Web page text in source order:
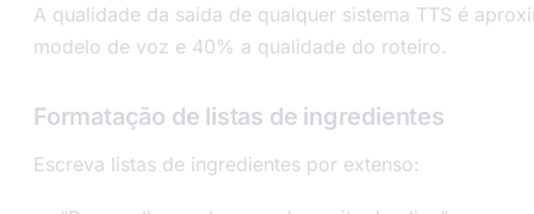
A qualidade da saída de qualquer sistema TTS é
modelo de voz e 40% a qualidade do roteiro.
Formatação de listas de ingredientes
Escreva listas de ingredientes por extenso: